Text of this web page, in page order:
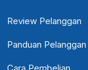
Review Pelanggan
Panduan Pelanggan